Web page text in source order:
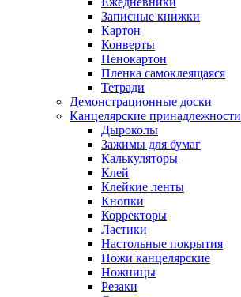
Записные книжки
Картон
Конверты
Пенокартон
Пленка самоклеящаяся
Тетради
Демонстрационные доски
Канцелярские принадлежности
Дыроколы
Зажимы для бумаг
Калькуляторы
Клей
Клейкие ленты
Кнопки
Корректоры
Ластики
Настольные покрытия
Ножи канцелярские
Ножницы
Резаки